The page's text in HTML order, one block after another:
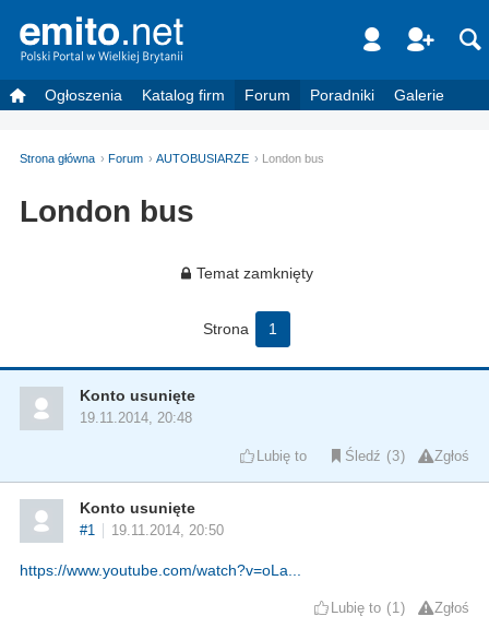
Ogłoszenia Katalog firm Forum Poradniki Galerie
Strona główna Forum AUTOBUSIARZE London bus
London bus
Temat zamknięty
Strona 1
Konto usunięte
19.11.2014, 20:48
Lubię to Śledź 3 Zgłoś
Konto usunięte
#1 19.11.2014, 20:50
https://www.youtube.com/watch?v=oLa...
Lubię to 1 Zgłoś